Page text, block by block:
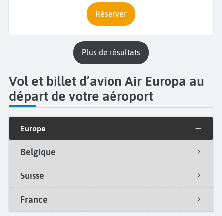
Réserver
plus de résultats
Vol et billet d’avion Air Europa au
départ de votre aéroport
Europe
Belgique
Suisse
France